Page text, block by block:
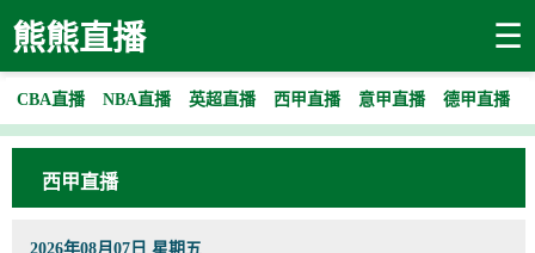
熊熊直播 ☰
CBA直播 NBA直播 英超直播 西甲直播 意甲直播 德甲直播
西甲直播
2026年08月07日 星期五